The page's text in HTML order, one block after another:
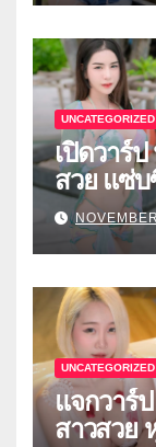
UNCATEGORIZED
เปิดวาร์
สวย แซ่บ
UNCATEGORIZED
แจกวาร์
สาวสวย